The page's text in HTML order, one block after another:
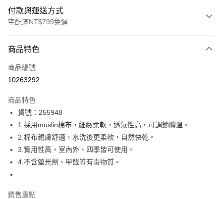
付款與運送方式
宅配滿NT$799免運
icash Pay
信用卡一次付款
LINE Pay
Apple Pay
街口支付
悠遊付
商品特色
商品編號
10263292
商品特色
貨號：255948
1.採用muslin棉布，細緻柔軟，透氣性高，可調節體溫。
2.棉布親膚舒適，水洗後更柔軟，自然快乾。
3.實用性高，室內外、四季皆可使用。
4.不含螢光劑、甲醛等有毒物質。
銷售重點